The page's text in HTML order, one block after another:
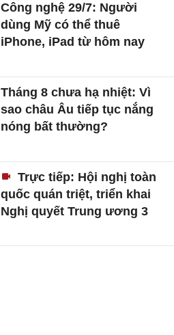
Công nghệ 29/7: Người
dùng Mỹ có thể thuê
iPhone, iPad từ hôm nay
Tháng 8 chưa hạ nhiệt: Vì
sao châu Âu tiếp tục nắng
nóng bất thường?
Trực tiếp: Hội nghị toàn
quốc quán triệt, triển khai
Nghị quyết Trung ương 3